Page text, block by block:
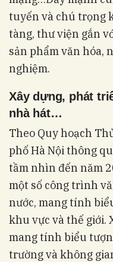
tuyến và chú trọng
tàng, thư viện gắn
sản phẩm văn hóa,
nghiệm.
Xây dựng, phát
nhà hát…
Theo Quy hoạch
phố Hà Nội thông
tầm nhìn đến năm
một số công trình
nước, mang tính
khu vực và thế giới.
mang tính biểu
trường và không